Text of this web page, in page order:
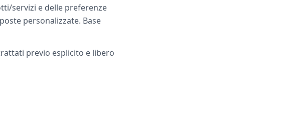
servizi e delle preferenze
personalizzate. Base
previo esplicito e libero